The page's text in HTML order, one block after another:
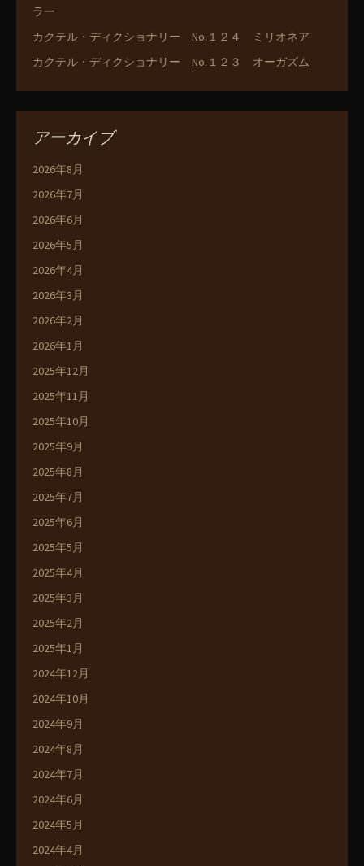
ラー
カクテル・ディクショナリー No.１２４ ミリオネア
カクテル・ディクショナリー No.１２３ オーガズム
アーカイブ
2026年8月
2026年7月
2026年6月
2026年5月
2026年4月
2026年3月
2026年2月
2026年1月
2025年12月
2025年11月
2025年10月
2025年9月
2025年8月
2025年7月
2025年6月
2025年5月
2025年4月
2025年3月
2025年2月
2025年1月
2024年12月
2024年10月
2024年9月
2024年8月
2024年7月
2024年6月
2024年5月
2024年4月